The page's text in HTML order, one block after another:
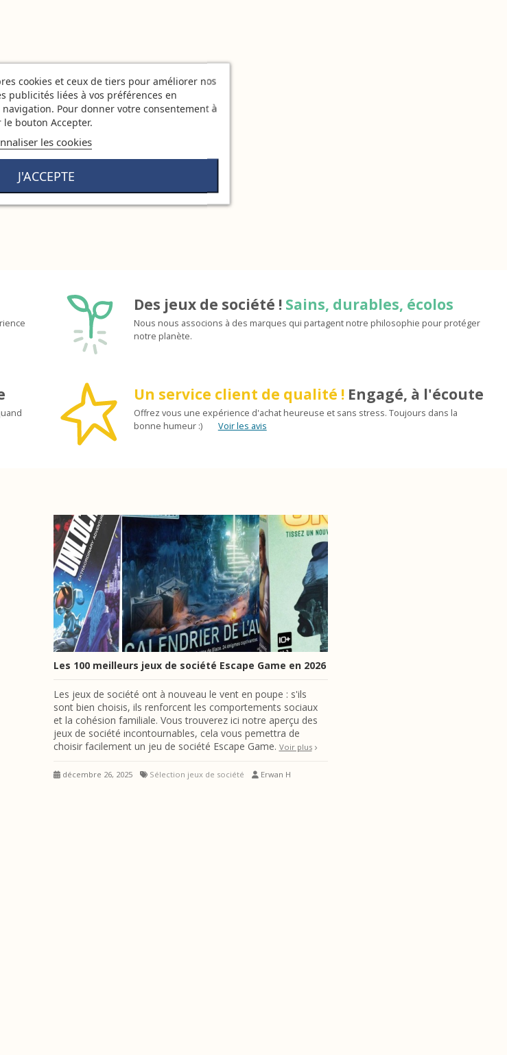
Des jeux de société ! Sains, durables, écolos
Nous nous associons à des marques qui partagent notre philosophie pour protéger
notre planète.
Un service client de qualité ! Engagé, à l'écoute
Offrez vous une expérience d'achat heureuse et sans stress. Toujours dans la
bonne humeur :)
Voir les avis
Les 100 meilleurs jeux de société Escape Game en 2026
Les jeux de société ont à nouveau le vent en poupe : s'ils
sont bien choisis, ils renforcent les comportements sociaux
et la cohésion familiale. Vous trouverez ici notre aperçu des
jeux de société incontournables, cela vous pemettra de
choisir facilement un jeu de société Escape Game. Voir plus
décembre 26, 2025 Sélection jeux de société Erwan H
cookies et ceux de tiers pour améliorer nos
publicités liées à vos préférences en
Pour donner votre consentement à
bouton Accepter.
les cookies
J'ACCEPTE